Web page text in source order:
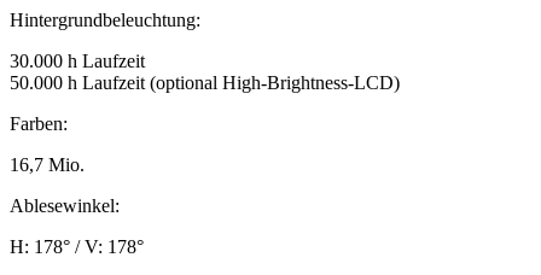
Hintergrundbeleuchtung:
30.000 h Laufzeit
50.000 h Laufzeit (optional High-Brightness-LCD)
Farben:
16,7 Mio.
Ablesewinkel:
H: 178° / V: 178°